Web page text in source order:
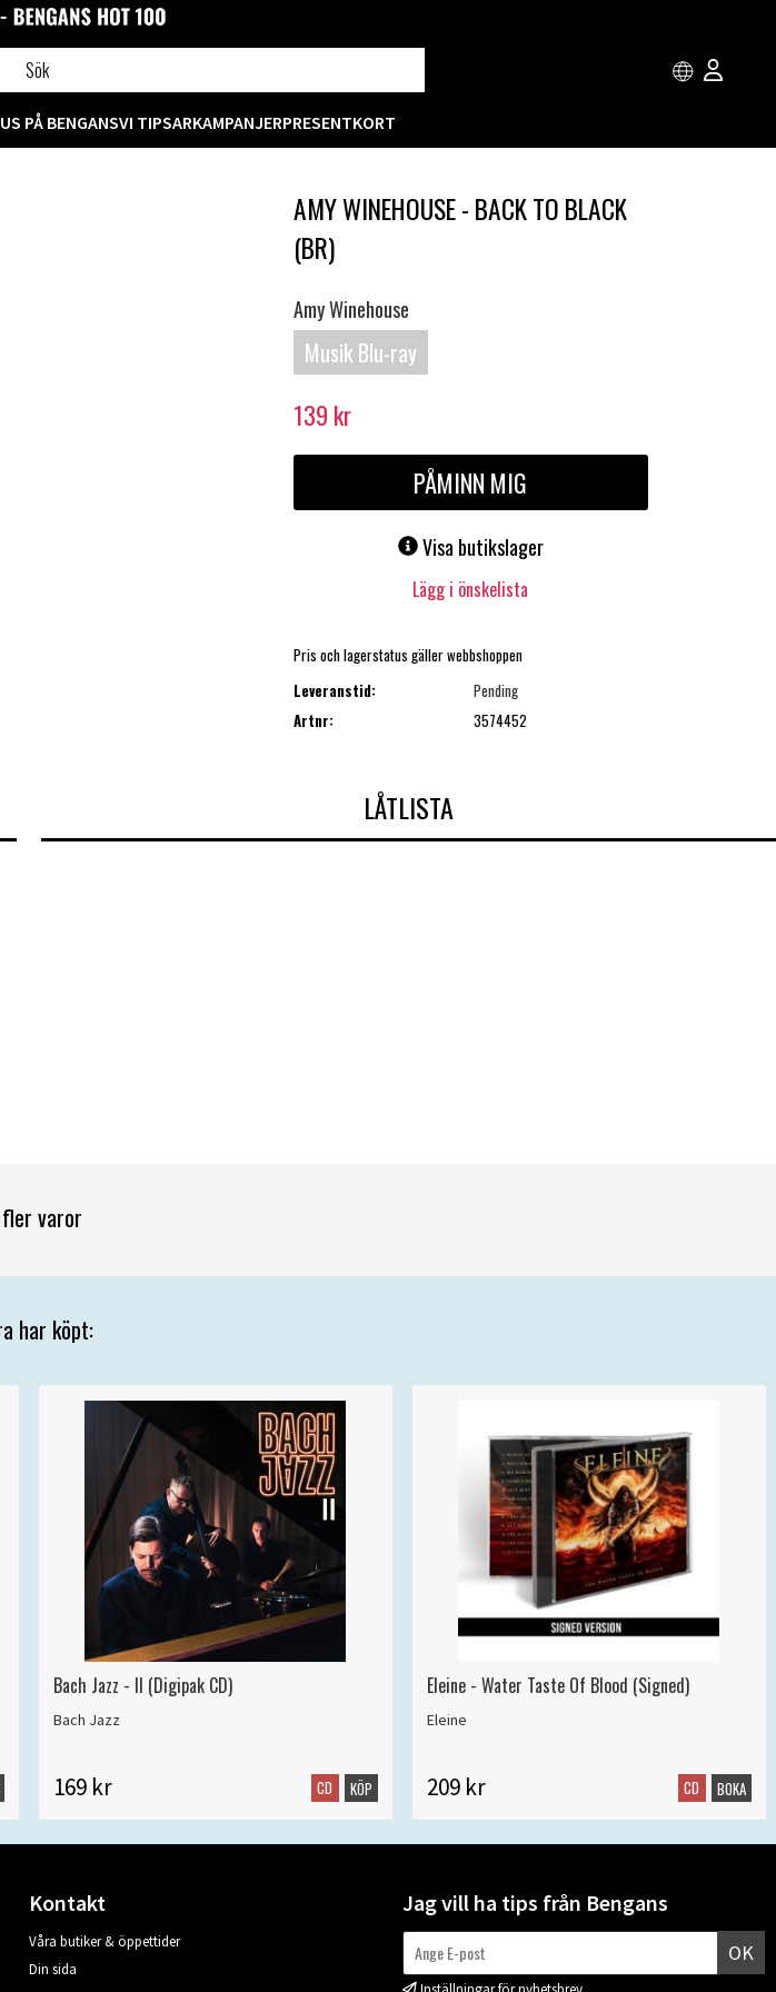
PÅ BENGANSVI TIPSARKAMPANJERPRESENTKORT
AMY WINEHOUSE - BACK TO BLACK
(BR)
Amy Winehouse
Musik Blu-ray
139 kr
PÅMINN MIG
Visa butikslager
Lägg i önskelista
Pris och lagerstatus gäller webbshoppen
Leveranstid:
Pending
Artnr:
3574452
LÅTLISTA
varor
har köpt:
Bach Jazz - II (Digipak CD)
Bach Jazz
169 kr CD KÖP
Eleine - Water Taste Of Blood (Signed)
Eleine
209 kr CD BOKA
Kontakt
Våra butiker & öppettider
Din sida
Jag vill ha tips från Bengans
OK